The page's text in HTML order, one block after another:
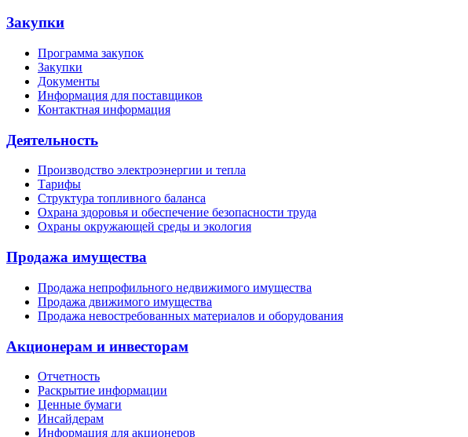
Закупки
Программа закупок
Закупки
Документы
Информация для поставщиков
Контактная информация
Деятельность
Производство электроэнергии и тепла
Тарифы
Структура топливного баланса
Охрана здоровья и обеспечение безопасности труда
Охраны окружающей среды и экология
Продажа имущества
Продажа непрофильного недвижимого имущества
Продажа движимого имущества
Продажа невостребованных материалов и оборудования
Акционерам и инвесторам
Отчетность
Раскрытие информации
Ценные бумаги
Инсайдерам
Информация для акционеров